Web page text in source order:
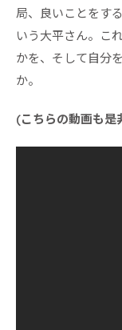
局、良いことをす
いう大平さん。こ
かを、そして自分
か。
(こちらの動画も是